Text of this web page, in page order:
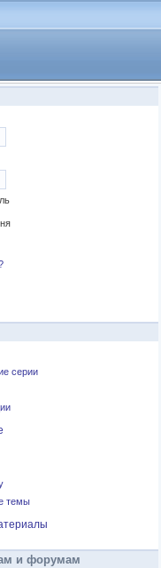
серии
темы
и форумам